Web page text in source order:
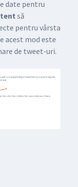
date pentru
să
pentru vârsta
acest mod este
de tweet-uri.